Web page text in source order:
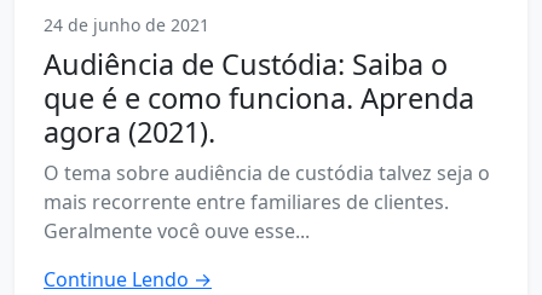
24 de junho de 2021
Audiência de Custódia: Saiba o
que é e como funciona. Aprenda
agora (2021).
O tema sobre audiência de custódia talvez seja o
mais recorrente entre familiares de clientes.
Geralmente você ouve esse...
Continue Lendo →